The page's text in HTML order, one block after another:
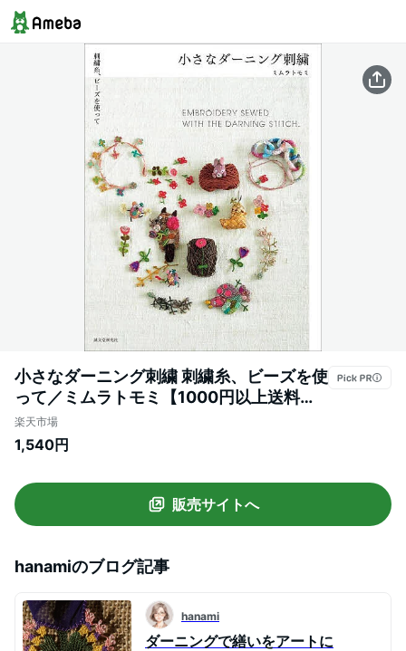
小さなダーニング刺繍 刺繍糸、ビーズを使
って／ミムラトモミ【1000円以上送料無
料】
楽天市場
1,540円
販売サイトへ
hanamiのブログ記事
hanami
ダーニングで繕いをアートに